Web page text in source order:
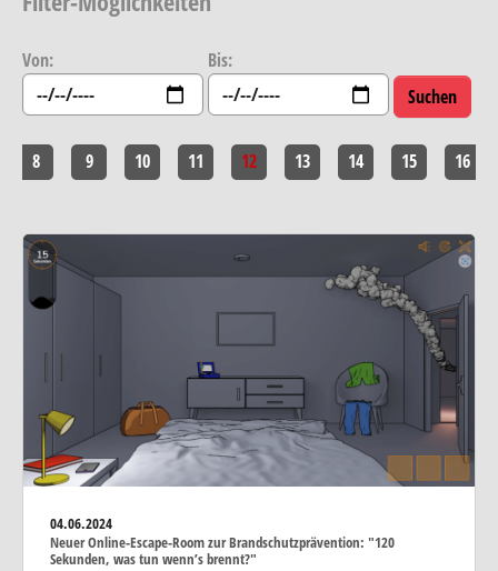
Von: Bis:
8 9 10 11 12 13 14 15 16
04.06.2024
Neuer Online-Escape-Room zur Brandschutzprävention: "120
Sekunden, was tun wenn’s brennt?"